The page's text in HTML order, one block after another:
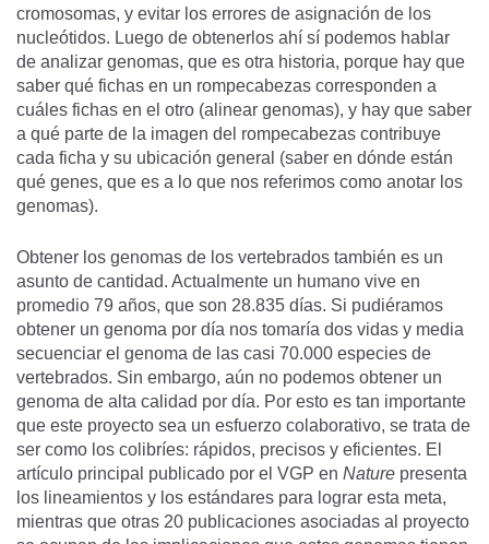
cromosomas, y evitar los errores de asignación de los
nucleótidos. Luego de obtenerlos ahí sí podemos hablar
de analizar genomas, que es otra historia, porque hay que
saber qué fichas en un rompecabezas corresponden a
cuáles fichas en el otro (alinear genomas), y hay que saber
a qué parte de la imagen del rompecabezas contribuye
cada ficha y su ubicación general (saber en dónde están
qué genes, que es a lo que nos referimos como anotar los
genomas).
Obtener los genomas de los vertebrados también es un
asunto de cantidad. Actualmente un humano vive en
promedio 79 años, que son 28.835 días. Si pudiéramos
obtener un genoma por día nos tomaría dos vidas y media
secuenciar el genoma de las casi 70.000 especies de
vertebrados. Sin embargo, aún no podemos obtener un
genoma de alta calidad por día. Por esto es tan importante
que este proyecto sea un esfuerzo colaborativo, se trata de
ser como los colibríes: rápidos, precisos y eficientes. El
artículo principal publicado por el VGP en Nature presenta
los lineamientos y los estándares para lograr esta meta,
mientras que otras 20 publicaciones asociadas al proyecto